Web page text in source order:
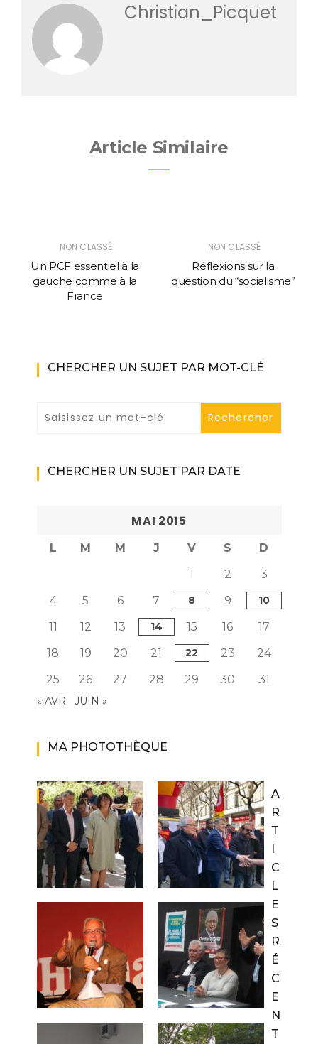
Christian_Picquet
Article Similaire
NON CLASSÉ
Un PCF essentiel à la
gauche comme à la
France
NON CLASSÉ
Réflexions sur la
question du “socialisme”
CHERCHER UN SUJET PAR MOT-CLÉ
CHERCHER UN SUJET PAR DATE
MAI 2015
L M M J V S
D
1
2
3
4
5 6 7 8 9 10
11 12 13 14 15 16
17
18
19 20 21 22 23
24
25
26 27 28 29 30 31
« AVR JUIN »
MA PHOTOTHÈQUE
A
R
T
C
L
E
S
R
É
C
E
N
T